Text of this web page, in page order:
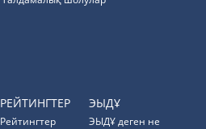
РЕЙТИНГТЕР
Рейтингтер
ЭЫДҰ
ЭЫДҰ деген не